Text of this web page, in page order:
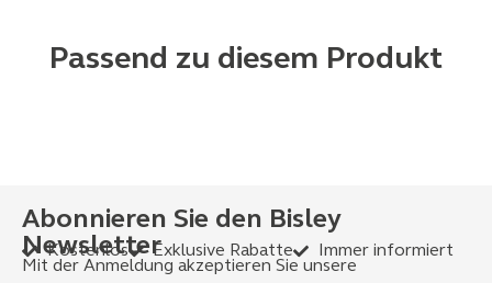
Passend zu diesem Produkt
Abonnieren Sie den Bisley
Newsletter
Kostenlos Exklusive Rabatte
Immer informiert
Mit der Anmeldung akzeptieren Sie unsere